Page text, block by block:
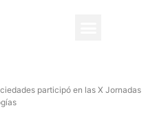
participó en las X Jornadas